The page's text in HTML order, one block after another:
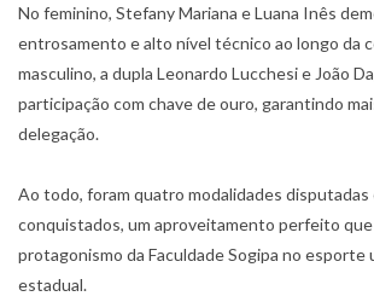
No feminino, Stefany Mariana e Luana Inês
entrosamento e alto nível técnico ao longo da
masculino, a dupla Leonardo Lucchesi e João
participação com chave de ouro, garantindo
delegação.
Ao todo, foram quatro modalidades
conquistados, um aproveitamento perfeito
protagonismo da Faculdade Sogipa no esporte
estadual.